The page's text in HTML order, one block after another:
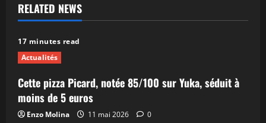
RELATED NEWS
17 minutes read
Actualités
Cette pizza Picard, notée 85/100 sur Yuka, séduit à
moins de 5 euros
Enzo Molina 11 mai 2026 0